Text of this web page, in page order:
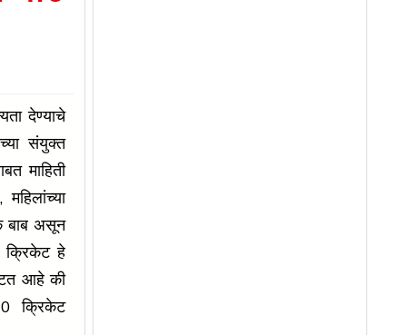
देण्याचे
संयुक्त
माहिती
बाब असून
क्रिकेट हे
आहे की
क्रिकेट